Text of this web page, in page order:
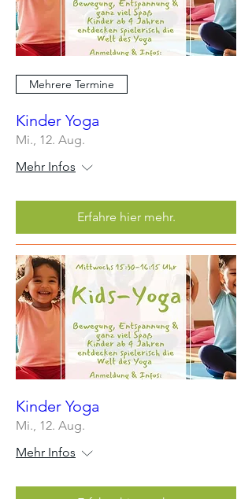
Mehrere Termine
Kinder Yoga
Mi., 12. Aug.
Mehr Infos
Erfahre hier mehr.
Kinder Yoga
Mi., 12. Aug.
Mehr Infos